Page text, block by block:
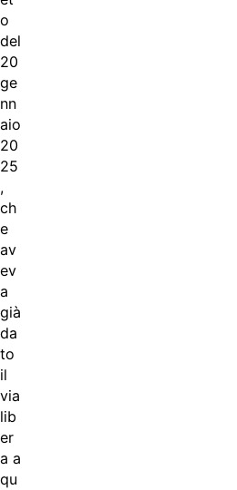
o
del
20
ge
nn
aio
20
25
,
ch
e
av
ev
a
già
da
to
il
via
lib
er
a a
qu